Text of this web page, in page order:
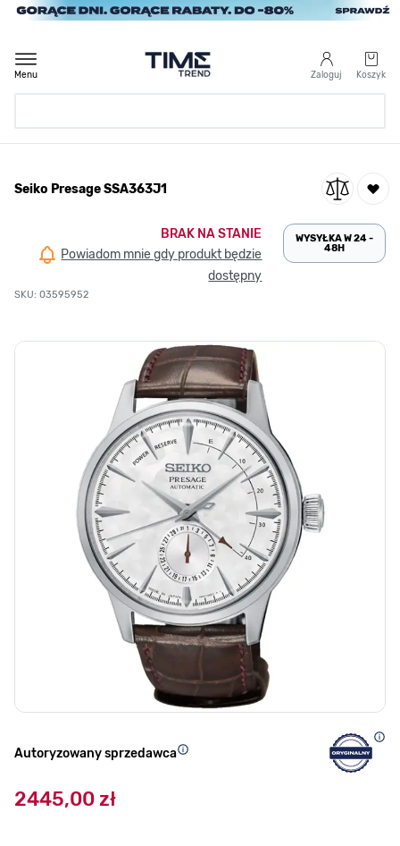
Przejdź do treści
Zaloguj Koszyk
Menu
/
Seiko Presage SSA363J1
Seiko Presage SSA363J1
BRAK NA STANIE
Powiadom mnie gdy produkt będzie
dostępny
SKU: 03595952
WYSYŁKA W 24 -
48H
Autoryzowany sprzedawca
2445,00 zł